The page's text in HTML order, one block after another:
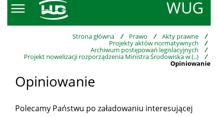
WUG
Strona główna / Prawo / Akty prawne /
Projekty aktów normatywnych /
Archiwum postępowań legislacyjnych /
Projekt nowelizacji rozporządzenia Ministra Środowiska w (..) /
Opiniowanie
Opiniowanie
Polecamy Państwu po załadowaniu interesującej